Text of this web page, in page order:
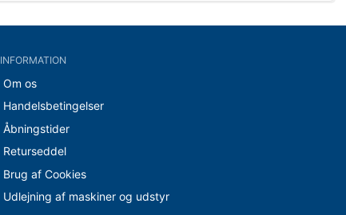
INFORMATION
Om os
Handelsbetingelser
Åbningstider
Returseddel
Brug af Cookies
Udlejning af maskiner og udstyr